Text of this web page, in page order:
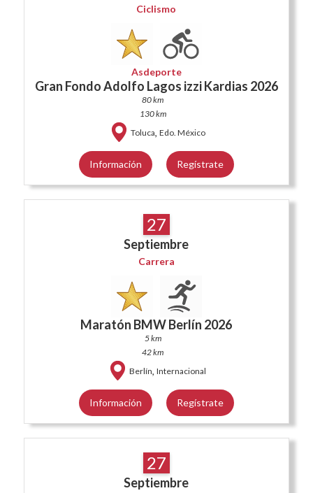
Ciclismo
Asdeporte
Gran Fondo Adolfo Lagos izzi Kardias 2026
80 km
130 km
Toluca, Edo. México
Información Regístrate
27
Septiembre
Carrera
Maratón BMW Berlín 2026
5 km
42 km
Berlín, Internacional
Información Regístrate
27
Septiembre